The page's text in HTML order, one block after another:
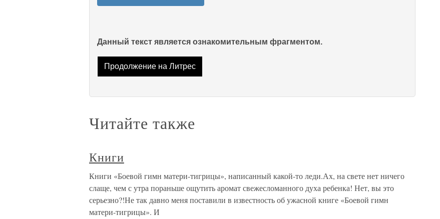
Данный текст является ознакомительным фрагментом.
Продолжение на Литрес
Читайте также
Книги
Книги «Боевой гимн матери-тигрицы», написанный какой-то леди.Ах, на свете нет ничего
слаще, чем с утра пораньше ощутить аромат свежесломанного духа ребенка! Нет, вы это
серьезно?!Не так давно меня поставили в известность об ужасной книге «Боевой гимн
матери-тигрицы». И